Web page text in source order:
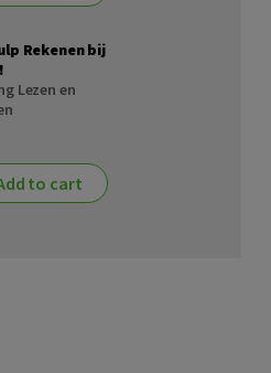
Rekenen bij
Lezen en
to cart